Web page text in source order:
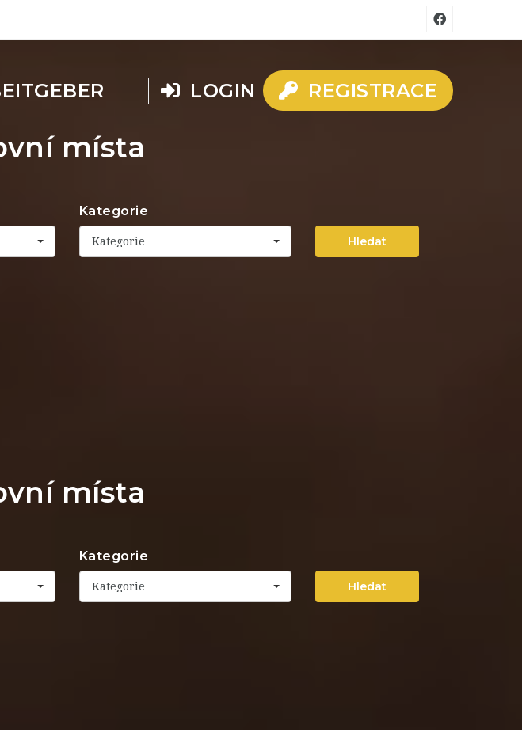
LOGIN REGISTRACE
místa
Kategorie
Kategorie Hledat
místa
Kategorie
Kategorie Hledat